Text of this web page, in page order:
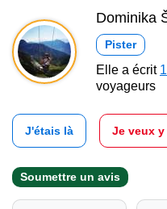
Dominika
Pister
Elle a écrit
voyageurs
J'étais là Je veux y
Soumettre un avis